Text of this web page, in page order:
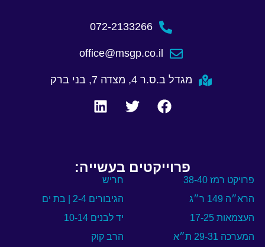
072-2133266
office@msgp.co.il
מגדל ב.ס.ר 4, מצדה 7, בני ברק
פרוייקטים בעשייה:
פרויקט רמז 38-40
חריש
הרא״ה 149 ר״ג
הגיבורים 2-4 | בת ים
העצמאות 17-25
יד לבנים 10-14
המערכה 29-31 ת״א
הרב קוק